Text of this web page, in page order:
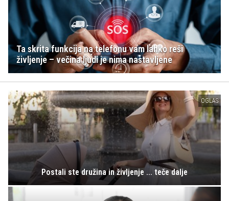
Ta skrita funkcija na telefonu vam lahko reši
življenje – večina ljudi je nima nastavljene
OGLAS
Postali ste družina in življenje ... teče dalje